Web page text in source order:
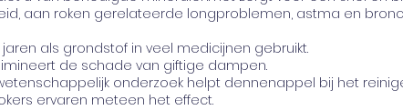
aan roken gerelateerde longproblemen, astma en
als grondstof in veel medicijnen gebruikt.
de schade van giftige dampen.
onderzoek helpt dennenappel bij het
ervaren meteen het effect.